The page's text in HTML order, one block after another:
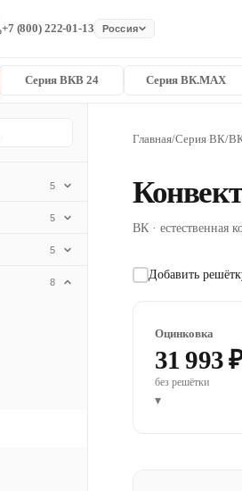
+7 (800) 222-01-13 Россия
Серия ВКВ 24 Серия ВК.MAX
5
5
5
8
Главная/Серия ВК/
ВК · естественная
Добавить
Оцинковка
31 993
без решётки
▾